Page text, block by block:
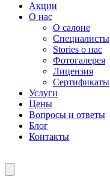
Акции
О нас
О салоне
Специалисты
Stories о нас
Фотогалерея
Лицензия
Сертификаты
Услуги
Цены
Вопросы и ответы
Блог
Контакты